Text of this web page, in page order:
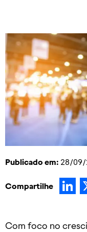
Publicado em: 28/09/
Compartilhe
Com foco no